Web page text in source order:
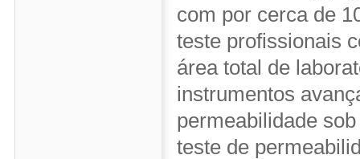
com por cerca de
teste profissionais
área total de
instrumentos
permeabilidade
teste de